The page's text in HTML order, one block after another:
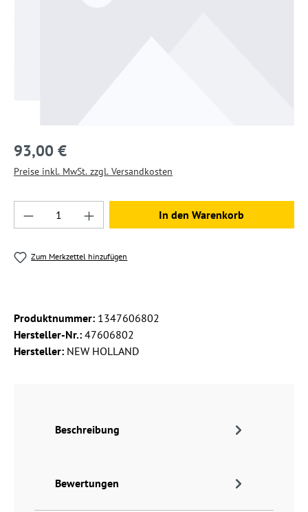
93,00 €
Preise inkl. MwSt. zzgl. Versandkosten
Produkt Anzahl: Gib den gewünschten
In den Warenkorb
Zum Merkzettel hinzufügen
Produktnummer: 1347606802
Hersteller-Nr.: 47606802
Hersteller: NEW HOLLAND
Beschreibung
Bewertungen